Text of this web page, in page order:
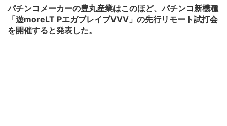
パチンコメーカーの豊丸産業はこのほど、パチンコ新機種
「遊moreLT PエガブレイブVVV」の先行リモート試打会
を開催すると発表した。